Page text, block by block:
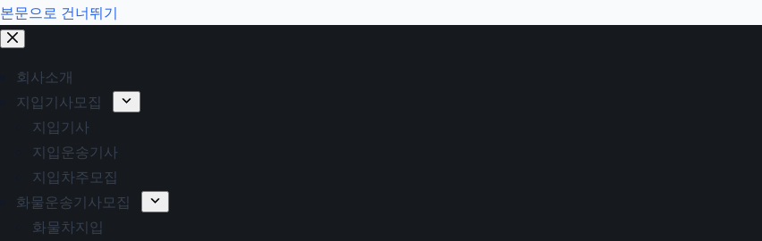
본문으로 건너뛰기
회사소개
지입기사모집
지입기사
지입운송기사
지입차주모집
화물운송기사모집
화물차지입